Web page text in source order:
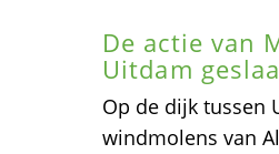
De actie van
Uitdam
Op de dijk tussen
windmolens van